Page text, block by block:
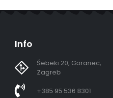
Info
Šebeki 20, Goranec,
Zagreb
+385 95 536 8301